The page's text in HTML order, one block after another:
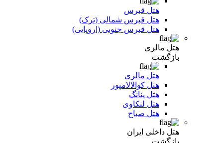
هتل قبرس
هتل قبرس شمالی (ترک)
هتل قبرس جنوبی (اروپایی)
هتل مالزی
بازگشت
هتل مالزی
هتل کوالالامپور
هتل پنانگ
هتل لنکاوی
هتل صباح
هتل داخلی ایران
بازگشت